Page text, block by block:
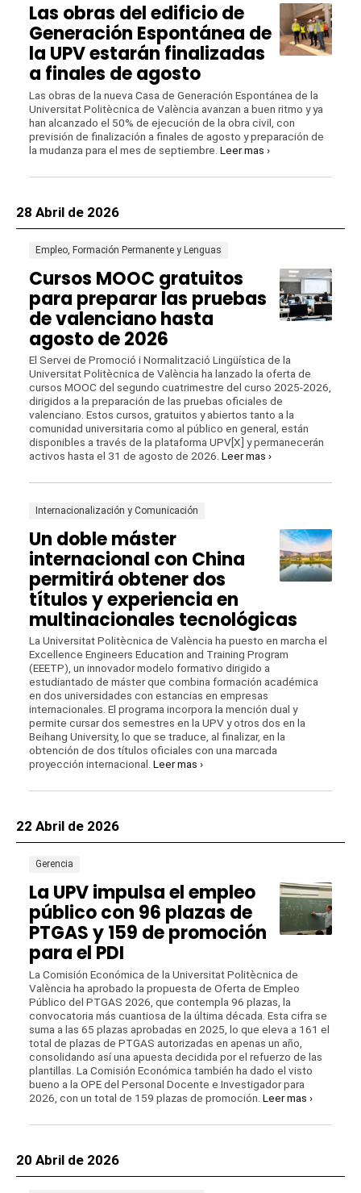
Las obras del edificio de
Generación Espontánea de
la UPV estarán finalizadas
a finales de agosto
Las obras de la nueva Casa de Generación Espontánea de la
Universitat Politècnica de València avanzan a buen ritmo y ya
han alcanzado el 50% de ejecución de la obra civil, con
previsión de finalización a finales de agosto y preparación de
la mudanza para el mes de septiembre. Leer mas ›
28 Abril de 2026
Empleo, Formación Permanente y Lenguas
Cursos MOOC gratuitos
para preparar las pruebas
de valenciano hasta
agosto de 2026
El Servei de Promoció i Normalització Lingüística de la
Universitat Politècnica de València ha lanzado la oferta de
cursos MOOC del segundo cuatrimestre del curso 2025-2026,
dirigidos a la preparación de las pruebas oficiales de
valenciano. Estos cursos, gratuitos y abiertos tanto a la
comunidad universitaria como al público en general, están
disponibles a través de la plataforma UPV[X] y permanecerán
activos hasta el 31 de agosto de 2026. Leer mas ›
Internacionalización y Comunicación
Un doble máster
internacional con China
permitirá obtener dos
títulos y experiencia en
multinacionales tecnológicas
La Universitat Politècnica de València ha puesto en marcha el
Excellence Engineers Education and Training Program
(EEETP), un innovador modelo formativo dirigido a
estudiantado de máster que combina formación académica
en dos universidades con estancias en empresas
internacionales. El programa incorpora la mención dual y
permite cursar dos semestres en la UPV y otros dos en la
Beihang University, lo que se traduce, al finalizar, en la
obtención de dos títulos oficiales con una marcada
proyección internacional. Leer mas ›
22 Abril de 2026
Gerencia
La UPV impulsa el empleo
público con 96 plazas de
PTGAS y 159 de promoción
para el PDI
La Comisión Económica de la Universitat Politècnica de
València ha aprobado la propuesta de Oferta de Empleo
Público del PTGAS 2026, que contempla 96 plazas, la
convocatoria más cuantiosa de la última década. Esta cifra se
suma a las 65 plazas aprobadas en 2025, lo que eleva a 161 el
total de plazas de PTGAS autorizadas en apenas un año,
consolidando así una apuesta decidida por el refuerzo de las
plantillas. La Comisión Económica también ha dado el visto
bueno a la OPE del Personal Docente e Investigador para
2026, con un total de 159 plazas de promoción. Leer mas ›
20 Abril de 2026